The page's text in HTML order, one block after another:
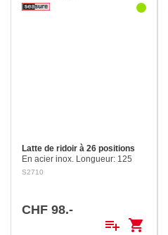
Latte de ridoir à 26 positions
En acier inox. Longueur: 125
mm Axe: 6 mm Ajustable, avec
S2710
CHF 98.-
playlist_add shopping_cart